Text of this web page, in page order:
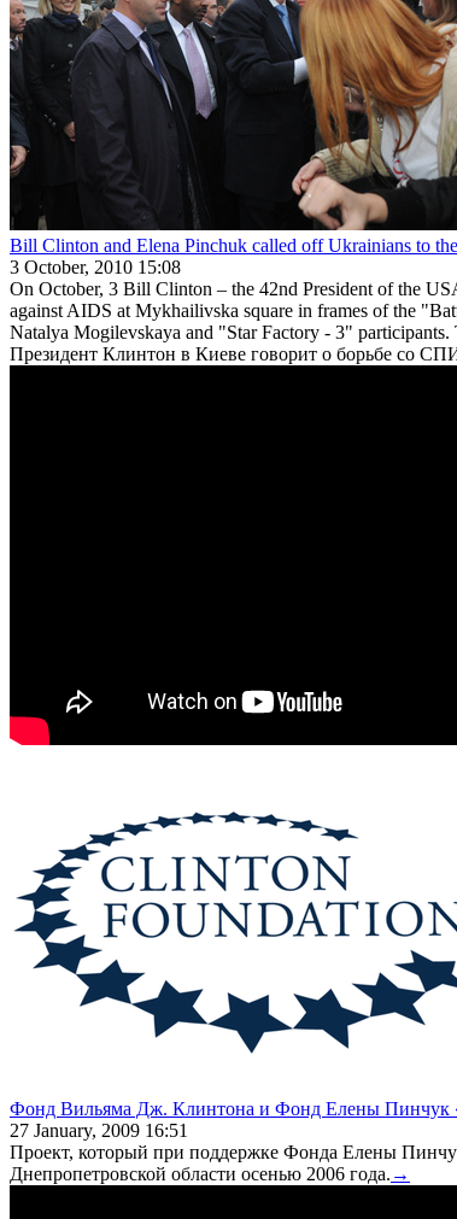
Bill Clinton and Elena Pinchuk called off Ukrainians to
3 October, 2010 15:08
On October, 3 Bill Clinton – the 42nd President of the
against AIDS at Mykhailivska square in frames of the
Natalya Mogilevskaya and "Star Factory - 3"
Президент Клинтон в Киеве говорит о борьбе со
Фонд Вильяма Дж. Клинтона и Фонд Елены Пинчук
27 January, 2009 16:51
Проект, который при поддержке Фонда Елены
Днепропетровской области осенью 2006 года. →